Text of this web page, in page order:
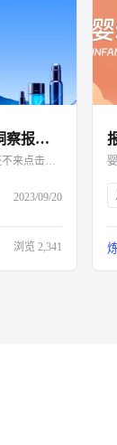
《2023个护市场线上数据洞察报告》
2023个护市场线索数据洞察来啦~还不来点击查看嘛
2023/09/20
浏览 2,341